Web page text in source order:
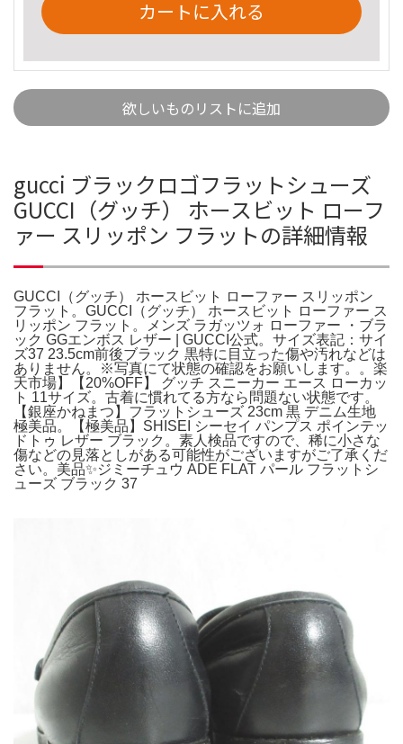
カートに入れる
欲しいものリストに追加
gucci ブラックロゴフラットシューズ
GUCCI（グッチ） ホースビット ローフ
ァー スリッポン フラットの詳細情報
GUCCI（グッチ） ホースビット ローファー スリッポン
フラット。GUCCI（グッチ） ホースビット ローファー ス
リッポン フラット。メンズ ラガッツォ ローファー ・ブラ
ック GGエンボス レザー | GUCCI公式。サイズ表記：サイ
ズ37 23.5cm前後ブラック 黒特に目立った傷や汚れなどは
ありません。※写真にて状態の確認をお願いします。。楽
天市場】【20%OFF】 グッチ スニーカー エース ローカッ
ト 11サイズ。古着に慣れてる方なら問題ない状態です。
【銀座かねまつ】フラットシューズ 23cm 黒 デニム生地
極美品。【極美品】SHISEI シーセイ パンプス ポインテッ
ドトゥ レザー ブラック。素人検品ですので、稀に小さな
傷などの見落としがある可能性がございますがご了承くだ
さい。美品✨ジミーチュウ ADE FLAT パール フラットシ
ューズ ブラック 37